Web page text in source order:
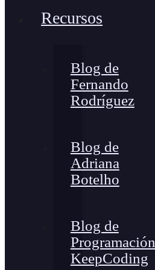
Recursos
Blog de
Fernando
Rodríguez
Blog de
Adriana
Botelho
Blog de
Programación
KeepCoding